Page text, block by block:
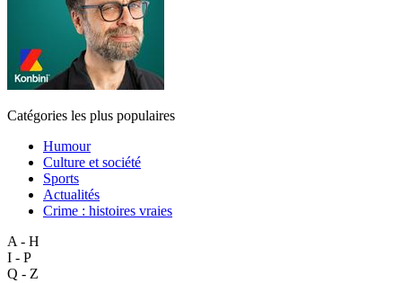
Catégories les plus populaires
Humour
Culture et société
Sports
Actualités
Crime : histoires vraies
A - H
I - P
Q - Z